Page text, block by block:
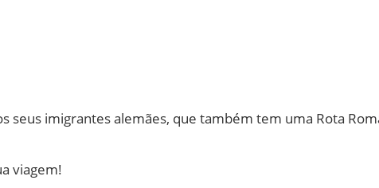
seus imigrantes alemães, que também tem uma Rota
viagem!